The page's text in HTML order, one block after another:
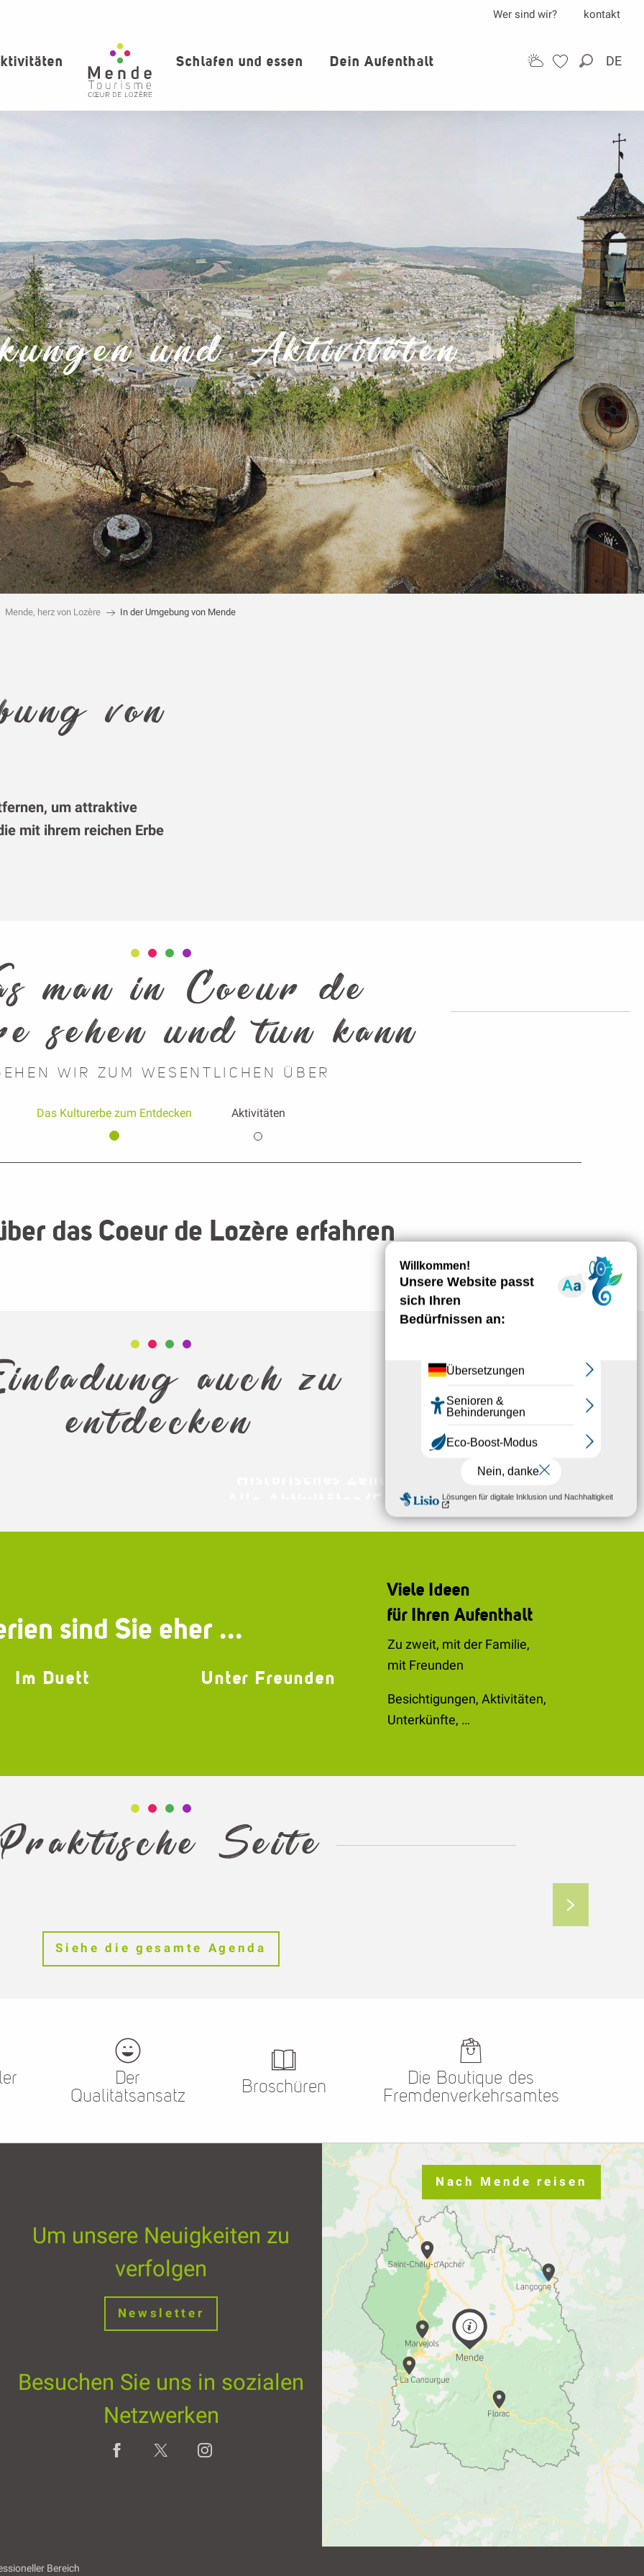
Suche
DE
Wer sind wir? kontakt
Schlafen und essen Dein Aufenthalt
und Aktivitäten
Mende, herz von Lozère In der Umgebung von Mende
von
um attraktive
mit ihrem reichen Erbe
man in Coeur de
sehen und tun kann
WIR ZUM WESENTLICHEN ÜBER
Das Kulturerbe zum Entdecken Aktivitäten
das Coeur de Lozère erfahren
Die Causse de Mende
auch zu
entdecken
Historisches Zentrum von Mende
Alle Aktivitäten/Freizeitangebote
sind Sie eher ...
Im Duett Unter Freunden
Viele Ideen
für Ihren Aufenthalt
Zu zweit, mit der Familie,
mit Freunden
Besichtigungen, Aktivitäten,
Unterkünfte, …
Praktische Seite
Siehe die gesamte Agenda
Der
Qualitätsansatz
Broschüren
Die Boutique des
Fremdenverkehrsamtes
Um unsere Neuigkeiten zu
verfolgen
Newsletter
Besuchen Sie uns in sozialen
Netzwerken
Nach Mende reisen
Bereich